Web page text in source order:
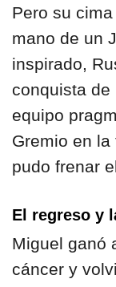
Pero su
mano de un
inspirado,
conquista de
equipo
Gremio en
pudo frenar
El regreso y
Miguel ganó
cáncer y